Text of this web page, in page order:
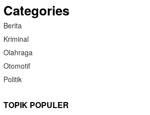
Categories
Berita
Kriminal
Olahraga
Otomotif
Politik
TOPIK POPULER